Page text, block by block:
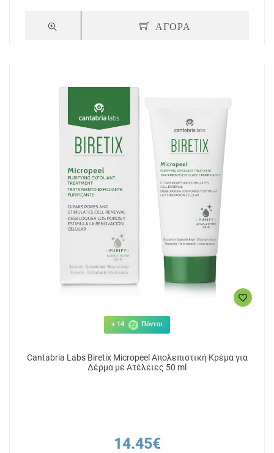
ΑΓΟΡΑ
+ 14 Πόντοι
Cantabria Labs Biretix Micropeel Απολεπιστική Κρέμα για
Δέρμα με Ατέλειες 50 ml
14.45€